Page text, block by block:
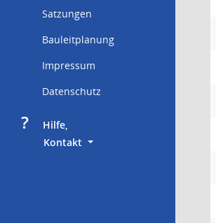
Satzungen
Bauleitplanung
Impressum
Datenschutz
?
     Hilfe,
Kontakt